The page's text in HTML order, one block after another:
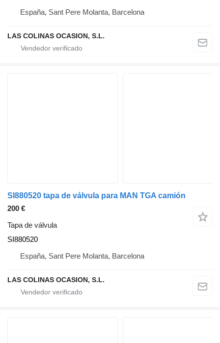
España, Sant Pere Molanta, Barcelona
LAS COLINAS OCASION, S.L.
SI880520 tapa de válvula para MAN TGA camión
200 €
Tapa de válvula
SI880520
España, Sant Pere Molanta, Barcelona
LAS COLINAS OCASION, S.L.